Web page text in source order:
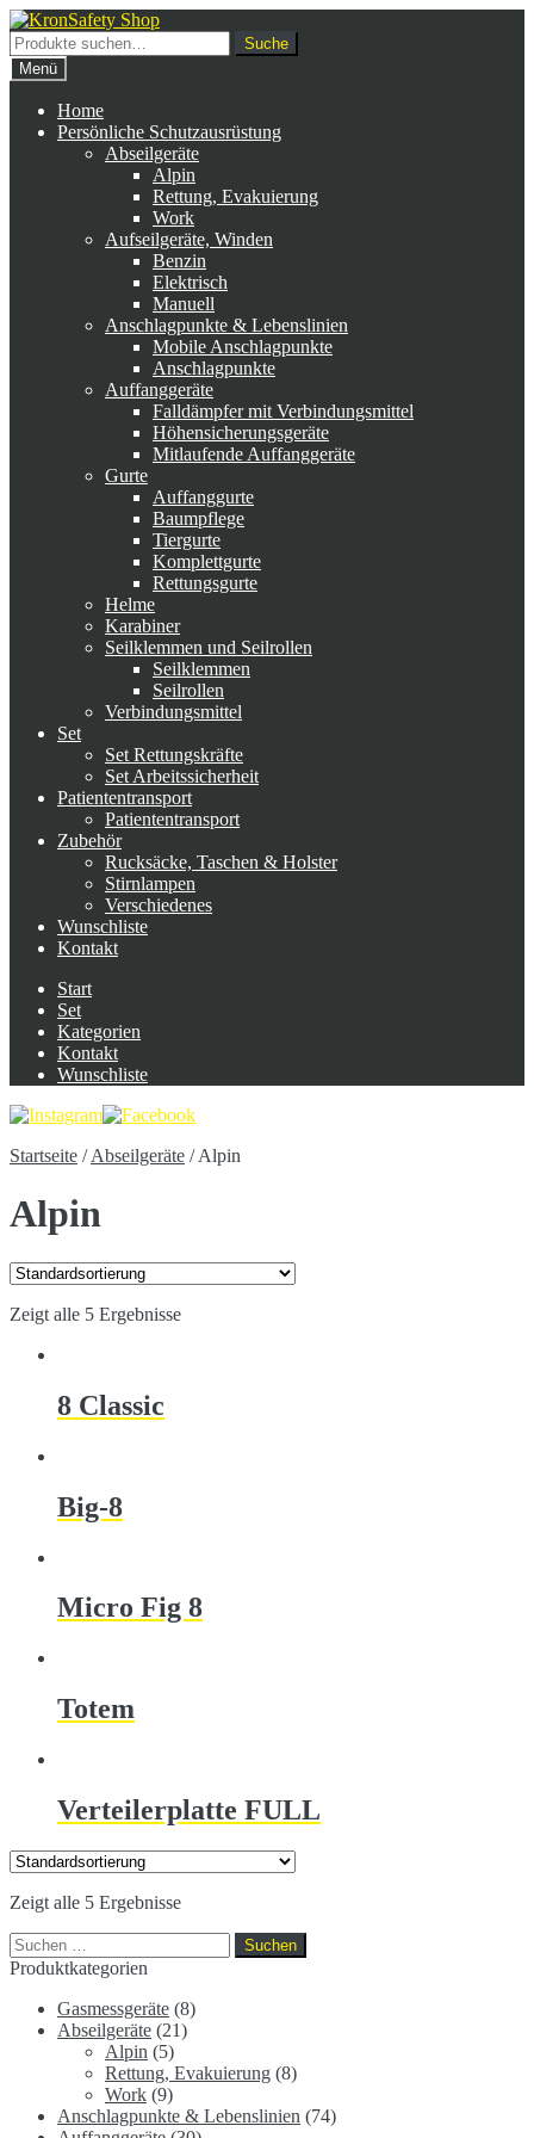
Zur
Navigation
springen
Zum
Inhalt
springen
Suche
nach:
Suche
Menü
Home
Persönliche Schutzausrüstung
Abseilgeräte
Alpin
Rettung, Evakuierung
Work
Aufseilgeräte, Winden
Benzin
Elektrisch
Manuell
Anschlagpunkte & Lebenslinien
Mobile Anschlagpunkte
Anschlagpunkte
Auffanggeräte
Falldämpfer mit Verbindungsmittel
Höhensicherungsgeräte
Mitlaufende Auffanggeräte
Gurte
Auffanggurte
Baumpflege
Tiergurte
Komplettgurte
Rettungsgurte
Helme
Karabiner
Seilklemmen und Seilrollen
Seilklemmen
Seilrollen
Verbindungsmittel
Set
Set Rettungskräfte
Set Arbeitssicherheit
Patiententransport
Patiententransport
Zubehör
Rucksäcke, Taschen & Holster
Stirnlampen
Verschiedenes
Wunschliste
Kontakt
Start
Set
Kategorien
Kontakt
Wunschliste
Startseite /Abseilgeräte /Alpin
Alpin
Zeigt alle 5 Ergebnisse
8 Classic
Big-8
Micro Fig 8
Totem
Verteilerplatte FULL
Zeigt alle 5 Ergebnisse
Suchen
nach:
Produktkategorien
Gasmessgeräte (8)
Abseilgeräte (21)
Alpin (5)
Rettung, Evakuierung (8)
Work (9)
Anschlagpunkte & Lebenslinien (74)